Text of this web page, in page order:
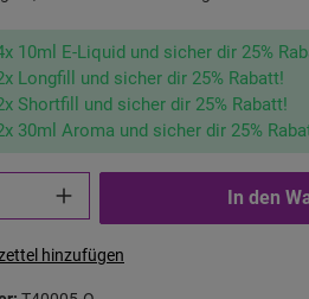
10ml E-Liquid und sicher dir 25%
Longfill und sicher dir 25% Rabatt!
Shortfill und sicher dir 25% Rabatt!
30ml Aroma und sicher dir 25%
In den
hinzufügen